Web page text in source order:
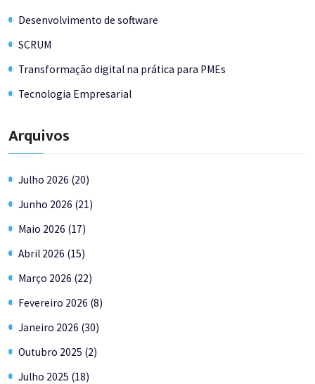
Desenvolvimento de software
SCRUM
Transformação digital na prática para PMEs
Tecnologia Empresarial
Arquivos
Julho 2026 (20)
Junho 2026 (21)
Maio 2026 (17)
Abril 2026 (15)
Março 2026 (22)
Fevereiro 2026 (8)
Janeiro 2026 (30)
Outubro 2025 (2)
Julho 2025 (18)